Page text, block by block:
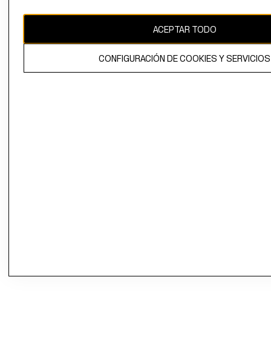
El contenido de esta página web está protegido por copyright y es
ACEPTAR TODO
CONFIGURACIÓN DE COOKIES Y SERVICIOS